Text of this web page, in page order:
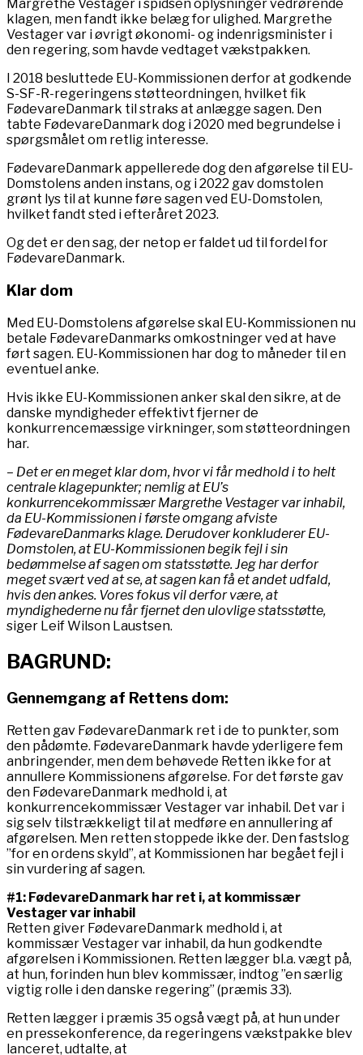
Margrethe Vestager i spidsen oplysninger vedrørende
klagen, men fandt ikke belæg for ulighed. Margrethe
Vestager var i øvrigt økonomi- og indenrigsminister i
den regering, som havde vedtaget vækstpakken.
I 2018 besluttede EU-Kommissionen derfor at godkende
S-SF-R-regeringens støtteordningen, hvilket fik
FødevareDanmark til straks at anlægge sagen. Den
tabte FødevareDanmark dog i 2020 med begrundelse i
spørgsmålet om retlig interesse.
FødevareDanmark appellerede dog den afgørelse til EU-
Domstolens anden instans, og i 2022 gav domstolen
grønt lys til at kunne føre sagen ved EU-Domstolen,
hvilket fandt sted i efteråret 2023.
Og det er den sag, der netop er faldet ud til fordel for
FødevareDanmark.
Klar dom
Med EU-Domstolens afgørelse skal EU-Kommissionen nu
betale FødevareDanmarks omkostninger ved at have
ført sagen. EU-Kommissionen har dog to måneder til en
eventuel anke.
Hvis ikke EU-Kommissionen anker skal den sikre, at de
danske myndigheder effektivt fjerner de
konkurrencemæssige virkninger, som støtteordningen
har.
– Det er en meget klar dom, hvor vi får medhold i to helt
centrale klagepunkter; nemlig at EU’s
konkurrencekommissær Margrethe Vestager var inhabil,
da EU-Kommissionen i første omgang afviste
FødevareDanmarks klage. Derudover konkluderer EU-
Domstolen, at EU-Kommissionen begik fejl i sin
bedømmelse af sagen om statsstøtte. Jeg har derfor
meget svært ved at se, at sagen kan få et andet udfald,
hvis den ankes. Vores fokus vil derfor være, at
myndighederne nu får fjernet den ulovlige statsstøtte,
siger Leif Wilson Laustsen.
BAGRUND:
Gennemgang af Rettens dom:
Retten gav FødevareDanmark ret i de to punkter, som
den pådømte. FødevareDanmark havde yderligere fem
anbringender, men dem behøvede Retten ikke for at
annullere Kommissionens afgørelse. For det første gav
den FødevareDanmark medhold i, at
konkurrencekommissær Vestager var inhabil. Det var i
sig selv tilstrækkeligt til at medføre en annullering af
afgørelsen. Men retten stoppede ikke der. Den fastslog
”for en ordens skyld”, at Kommissionen har begået fejl i
sin vurdering af sagen.
#1: FødevareDanmark har ret i, at kommissær
Vestager var inhabil
Retten giver FødevareDanmark medhold i, at
kommissær Vestager var inhabil, da hun godkendte
afgørelsen i Kommissionen. Retten lægger bl.a. vægt på,
at hun, forinden hun blev kommissær, indtog ”en særlig
vigtig rolle i den danske regering” (præmis 33).
Retten lægger i præmis 35 også vægt på, at hun under
en pressekonference, da regeringens vækstpakke blev
lanceret, udtalte, at